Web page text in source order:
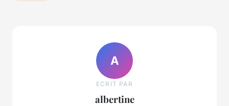
A
ECRIT PAR
albertine